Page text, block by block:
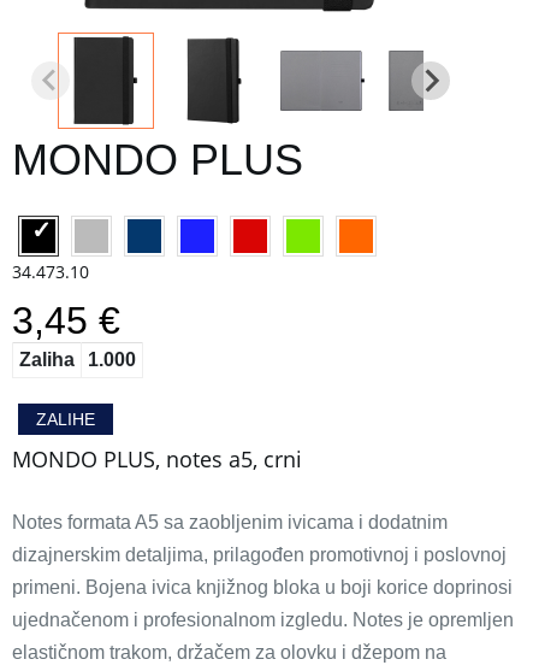
MONDO PLUS
34.473.10
3,45 €
Zaliha 1.000
ZALIHE
MONDO PLUS, notes a5, crni
Notes formata A5 sa zaobljenim ivicama i dodatnim
dizajnerskim detaljima, prilagođen promotivnoj i poslovnoj
primeni. Bojena ivica knjižnog bloka u boji korice doprinosi
ujednačenom i profesionalnom izgledu. Notes je opremljen
elastičnom trakom, držačem za olovku i džepom na